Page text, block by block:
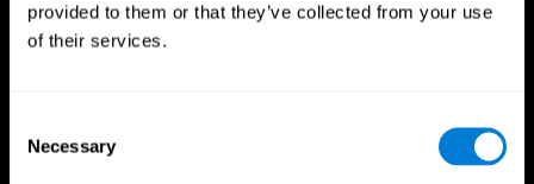
provided to them or that they’ve collected from your use
of their services.
Selection
Necessary